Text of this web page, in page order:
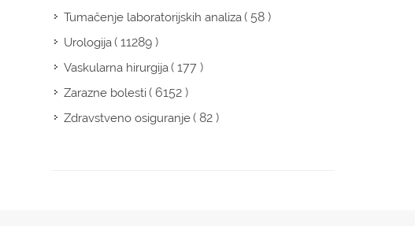
Tumačenje laboratorijskih analiza( 58 )
Urologija( 11289 )
Vaskularna hirurgija( 177 )
Zarazne bolesti( 6152 )
Zdravstveno osiguranje( 82 )